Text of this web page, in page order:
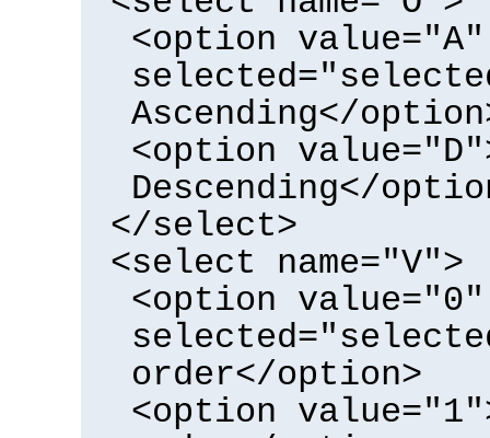
<option value="A"
Ascending</
<option
Descending</
</select>
<select name="V">
<option value="0"
order</option>
<option